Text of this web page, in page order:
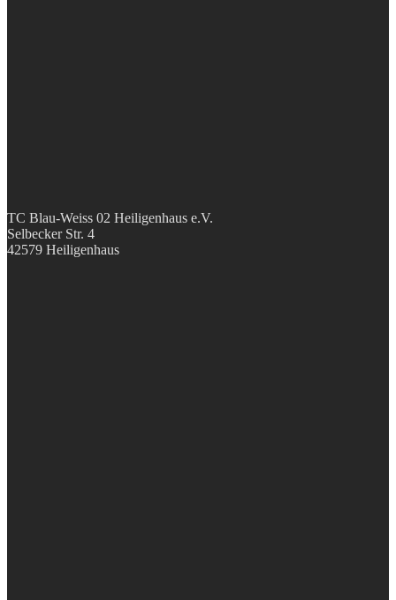
TC Blau-Weiss 02 Heiligenhaus e.V.
Selbecker Str. 4
42579 Heiligenhaus